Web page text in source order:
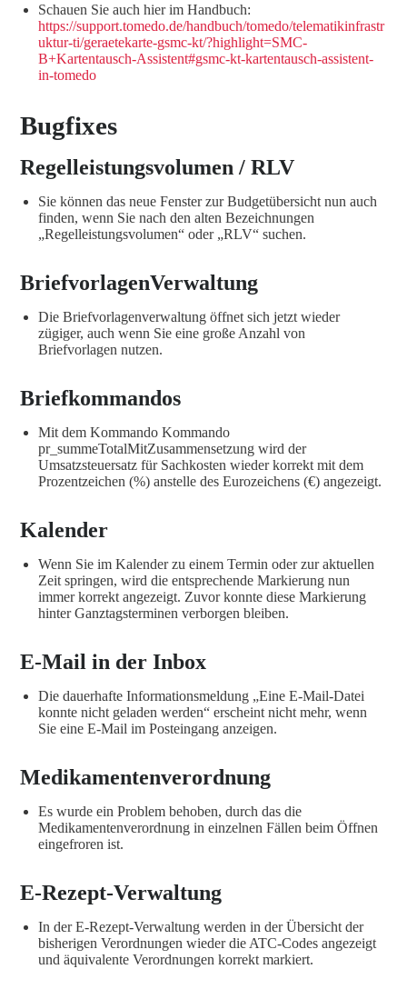
Schauen Sie auch hier im Handbuch:
https://support.tomedo.de/handbuch/tomedo/telematikinfrastr
uktur-ti/geraetekarte-gsmc-kt/?highlight=SMC-
B+Kartentausch-Assistent#gsmc-kt-kartentausch-assistent-
in-tomedo
Bugfixes
Regelleistungsvolumen / RLV
Sie können das neue Fenster zur Budgetübersicht nun auch
finden, wenn Sie nach den alten Bezeichnungen
„Regelleistungsvolumen“ oder „RLV“ suchen.
BriefvorlagenVerwaltung
Die Briefvorlagenverwaltung öffnet sich jetzt wieder
zügiger, auch wenn Sie eine große Anzahl von
Briefvorlagen nutzen.
Briefkommandos
Mit dem Kommando Kommando
pr_summeTotalMitZusammensetzung wird der
Umsatzsteuersatz für Sachkosten wieder korrekt mit dem
Prozentzeichen (%) anstelle des Eurozeichens (€) angezeigt.
Kalender
Wenn Sie im Kalender zu einem Termin oder zur aktuellen
Zeit springen, wird die entsprechende Markierung nun
immer korrekt angezeigt. Zuvor konnte diese Markierung
hinter Ganztagsterminen verborgen bleiben.
E-Mail in der Inbox
Die dauerhafte Informationsmeldung „Eine E-Mail-Datei
konnte nicht geladen werden“ erscheint nicht mehr, wenn
Sie eine E-Mail im Posteingang anzeigen.
Medikamentenverordnung
Es wurde ein Problem behoben, durch das die
Medikamentenverordnung in einzelnen Fällen beim Öffnen
eingefroren ist.
E-Rezept-Verwaltung
In der E-Rezept-Verwaltung werden in der Übersicht der
bisherigen Verordnungen wieder die ATC-Codes angezeigt
und äquivalente Verordnungen korrekt markiert.